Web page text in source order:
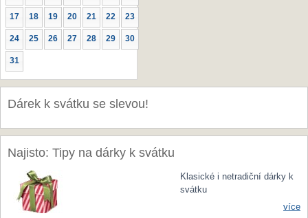
17 18 19 20 21 22 23
24 25 26 27 28 29 30
31
Dárek k svátku se slevou!
Najisto: Tipy na dárky k svátku
Klasické i netradiční dárky k
svátku
více